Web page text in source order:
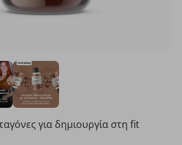
για δημιουργία στη fit